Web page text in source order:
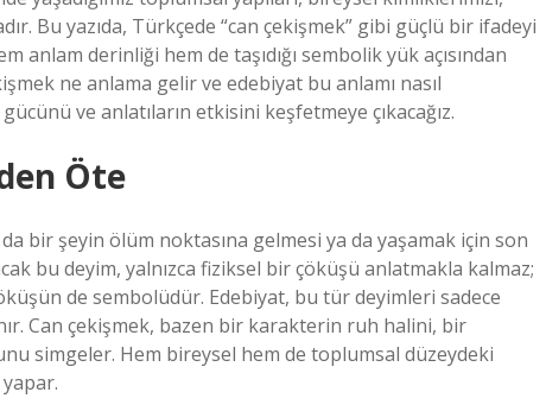
Bu yazıda, Türkçede “can çekişmek” gibi güçlü bir ifadeyi
anlam derinliği hem de taşıdığı sembolik yük açısından
ne anlama gelir ve edebiyat bu anlamı nasıl
ve anlatıların etkisini keşfetmeye çıkacağız.
Öte
bir şeyin ölüm noktasına gelmesi ya da yaşamak için son
bu deyim, yalnızca fiziksel bir çöküşü anlatmakla kalmaz;
de sembolüdür. Edebiyat, bu tür deyimleri sadece
Can çekişmek, bazen bir karakterin ruh halini, bir
simgeler. Hem bireysel hem de toplumsal düzeydeki